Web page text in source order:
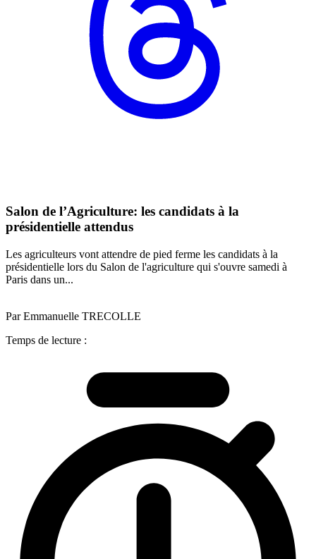
Salon de l’Agriculture: les candidats à la
présidentielle attendus
Les agriculteurs vont attendre de pied ferme les candidats à la
présidentielle lors du Salon de l'agriculture qui s'ouvre samedi à
Paris dans un...
Par Emmanuelle TRECOLLE
Temps de lecture :